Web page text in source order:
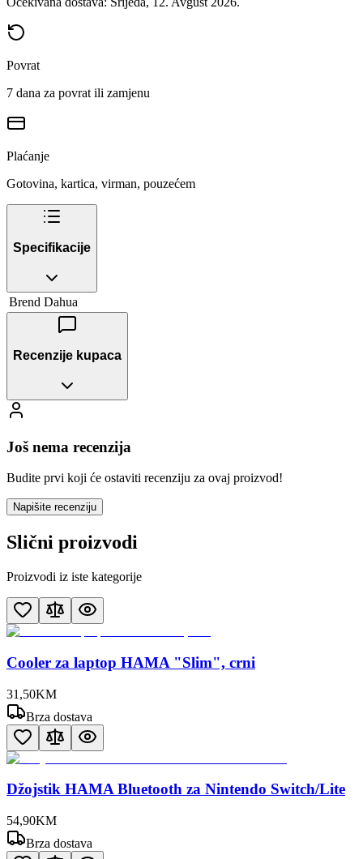
Povrat
7 dana za povrat ili zamjenu
Plaćanje
Gotovina, kartica, virman, pouzećem
Specifikacije
Brend Dahua
Recenzije kupaca
Još nema recenzija
Budite prvi koji će ostaviti recenziju za ovaj proizvod!
Napišite recenziju
Slični proizvodi
Proizvodi iz iste kategorije
Cooler za laptop HAMA "Slim", crni
31 ,50KM
Brza dostava
Džojstik HAMA Bluetooth za Nintendo Switch/Lite
54,90KM
Brza dostava